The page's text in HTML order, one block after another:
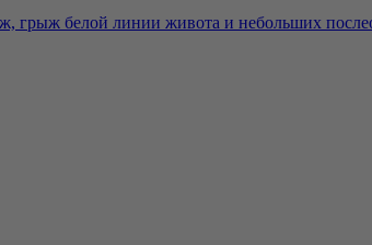
грыж белой линии живота и небольших